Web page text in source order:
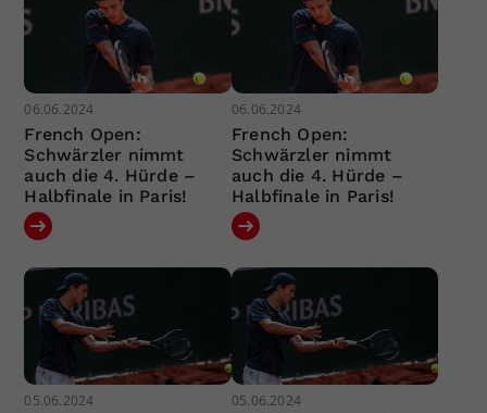
06.06.2024
French Open:
Schwärzler nimmt
auch die 4. Hürde –
Halbfinale in Paris!
06.06.2024
French Open:
Schwärzler nimmt
auch die 4. Hürde –
Halbfinale in Paris!
05.06.2024 05.06.2024